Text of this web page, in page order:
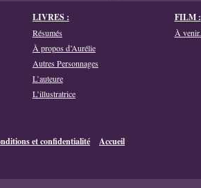
LIVRES :
Résumés
À propos d’Aurélie
Autres Personnages
L’auteure
L’illustratrice
FILM :
À
et confidentialité Accueil